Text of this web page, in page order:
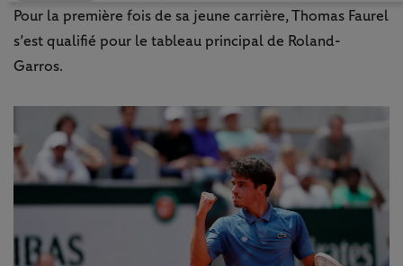
Pour la première fois de sa jeune carrière, Thomas Faurel
s’est qualifié pour le tableau principal de Roland-
Garros.